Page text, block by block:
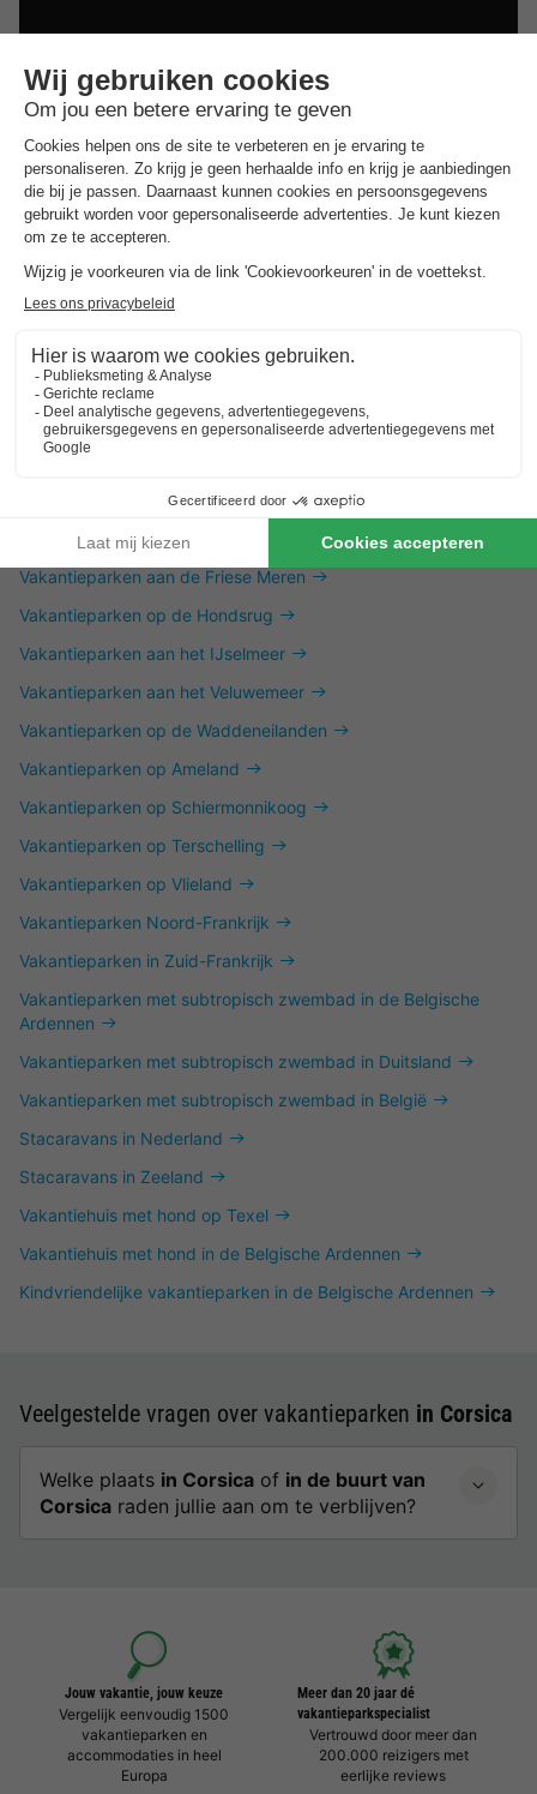
Dit is ook interessant
Vakantieparken in Zuid-Limburg
Vakantieparken in de Achterhoek
Vakantieparken in Twente
Vakantieparken op de Utrechtse Heuvelrug
Vakantieparken in het Vechtdal
Vakantieparken aan de Friese Meren
Vakantieparken op de Hondsrug
Vakantieparken aan het IJselmeer
Vakantieparken aan het Veluwemeer
Vakantieparken op de Waddeneilanden
Vakantieparken op Ameland
Vakantieparken op Schiermonnikoog
Vakantieparken op Terschelling
Vakantieparken op Vlieland
Vakantieparken Noord-Frankrijk
Vakantieparken in Zuid-Frankrijk
Vakantieparken met subtropisch zwembad in de Belgische
Ardennen
Vakantieparken met subtropisch zwembad in Duitsland
Vakantieparken met subtropisch zwembad in België
Stacaravans in Nederland
Stacaravans in Zeeland
Vakantiehuis met hond op Texel
Vakantiehuis met hond in de Belgische Ardennen
Kindvriendelijke vakantieparken in de Belgische Ardennen
Veelgestelde vragen over vakantieparken in Corsica
Welke plaats in Corsica of in de buurt van
Corsica raden jullie aan om te verblijven?
Jouw vakantie, jouw keuze
Vergelijk eenvoudig 1500
vakantieparken en
accommodaties in heel
Europa
Meer dan 20 jaar dé
vakantieparkspecialist
Vertrouwd door meer dan
200.000 reizigers met
eerlijke reviews